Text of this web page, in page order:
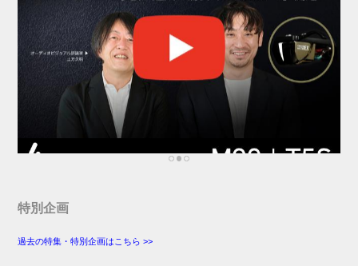
特別企画
過去の特集・特別企画はこちら >>